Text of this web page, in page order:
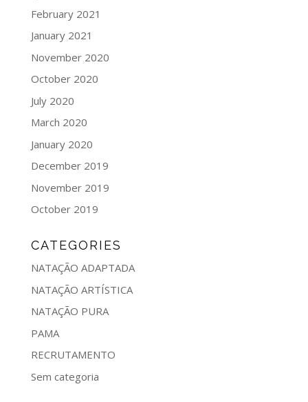
February 2021
January 2021
November 2020
October 2020
July 2020
March 2020
January 2020
December 2019
November 2019
October 2019
CATEGORIES
NATAÇÃO ADAPTADA
NATAÇÃO ARTÍSTICA
NATAÇÃO PURA
PAMA
RECRUTAMENTO
Sem categoria